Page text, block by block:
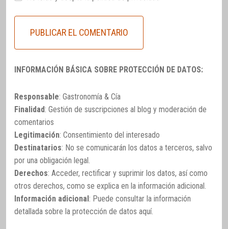
INFORMACIÓN BÁSICA SOBRE PROTECCIÓN DE DATOS:
Responsable: Gastronomía & Cía
Finalidad: Gestión de suscripciones al blog y moderación de
comentarios
Legitimación: Consentimiento del interesado
Destinatarios: No se comunicarán los datos a terceros, salvo
por una obligación legal.
Derechos: Acceder, rectificar y suprimir los datos, así como
otros derechos, como se explica en la información adicional.
Información adicional: Puede consultar la información
detallada sobre la protección de datos aquí.